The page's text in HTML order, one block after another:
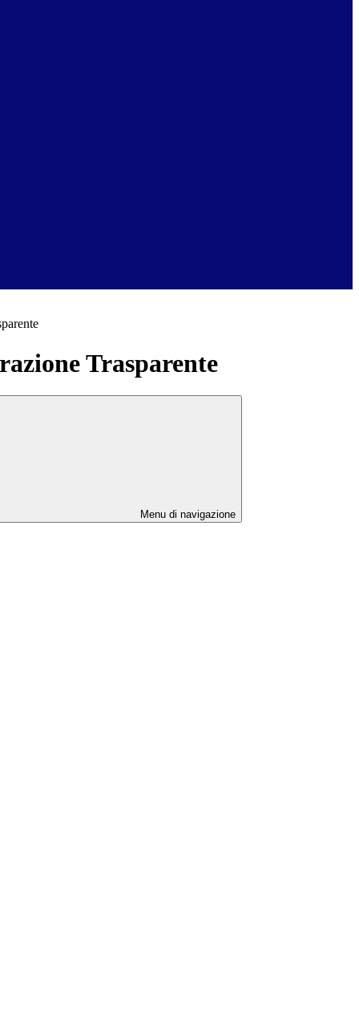
Trasparente
Menu di navigazione